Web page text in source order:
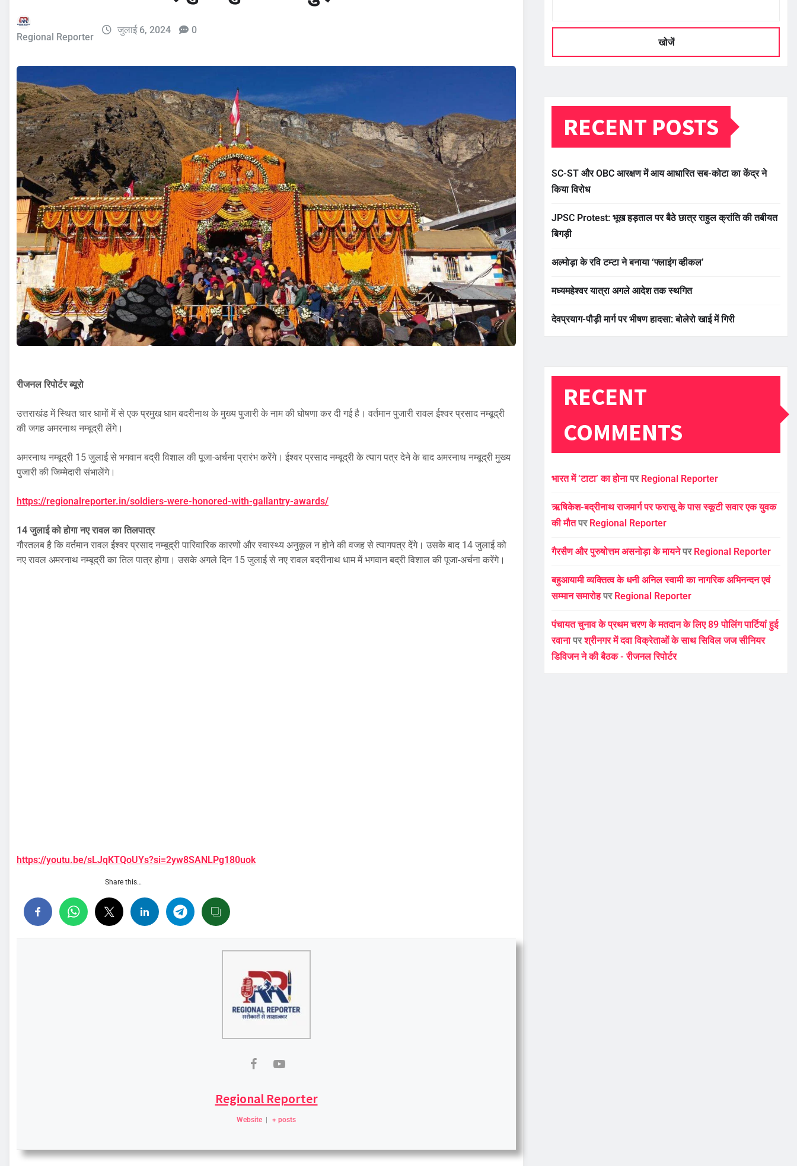
Regional Reporter
जुलाई 6, 2024 0
रीजनल रिपोर्टर ब्यूरो
उत्तराखंड में स्थित चार धामों में से एक प्रमुख धाम बदरीनाथ के मुख्य पुजारी के नाम की घोषणा कर दी गई है। वर्तमान पुजारी रावल ईश्वर प्रसाद नम्बूद्री
की जगह अमरनाथ नम्बूद्री लेंगे।
अमरनाथ नम्बूद्री 15 जुलाई से भगवान बद्री विशाल की पूजा-अर्चना प्रारंभ करेंगे। ईश्वर प्रसाद नम्बूद्री के त्याग पत्र देने के बाद अमरनाथ नम्बूद्री मुख्य
पुजारी की जिम्मेदारी संभालेंगे।
https://regionalreporter.in/soldiers-were-honored-with-gallantry-awards/
14 जुलाई को होगा नए रावल का तिलपात्र
गौरतलब है कि वर्तमान रावल ईश्वर प्रसाद नम्बूद्री पारिवारिक कारणों और स्वास्थ्य अनुकूल न होने की वजह से त्यागपत्र देंगे। उसके बाद 14 जुलाई को
नए रावल अमरनाथ नम्बूद्री का तिल पात्र होगा। उसके अगले दिन 15 जुलाई से नए रावल बदरीनाथ धाम में भगवान बद्री विशाल की पूजा-अर्चना करेंगे।
https://youtu.be/sLJqKTQoUYs?si=2yw8SANLPg180uok
Share this…
Regional Reporter
Website + posts
खोजें
RECENT POSTS
SC-ST और OBC आरक्षण में आय आधारित सब-कोटा का केंद्र ने
किया विरोध
JPSC Protest: भूख हड़ताल पर बैठे छात्र राहुल क्रांति की तबीयत
बिगड़ी
अल्मोड़ा के रवि टम्टा ने बनाया ‘फ्लाइंग व्हीकल’
मध्यमहेश्वर यात्रा अगले आदेश तक स्थगित
देवप्रयाग-पौड़ी मार्ग पर भीषण हादसा: बोलेरो खाई में गिरी
RECENT
COMMENTS
भारत में ‘टाटा’ का होनापर Regional Reporter
ऋषिकेश-बद्रीनाथ राजमार्ग पर फरासू के पास स्कूटी सवार एक युवक
की मौतपर Regional Reporter
गैरसैण और पुरुषोत्तम असनोड़ा के मायनेपर Regional Reporter
बहुआयामी व्यक्तित्व के धनी अनिल स्वामी का नागरिक अभिनन्दन एवं
सम्मान समारोहपर Regional Reporter
पंचायत चुनाव के प्रथम चरण के मतदान के लिए 89 पोलिंग पार्टियां हुई
रवानापरश्रीनगर में दवा विक्रेताओं के साथ सिविल जज सीनियर
डिविजन ने की बैठक - रीजनल रिपोर्टर